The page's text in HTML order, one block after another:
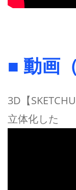
■ 動画
3D【
立体化した